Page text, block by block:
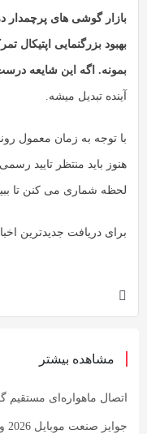
بازار گوشی های پرچمدار
بهبود بزرگنمایی
بمونه. اگه این شایعه
آینده تبدیل میشه.
هنوز باید منتظر تایید
لحظه شماری می کنن تا
برای دریافت جدیدترین
مشاهده بیشتر
اتصال ماهواره‌ای مستقیم
جوایز صنعت موبایل 2026 و فرصت‌های جدید برای برندها